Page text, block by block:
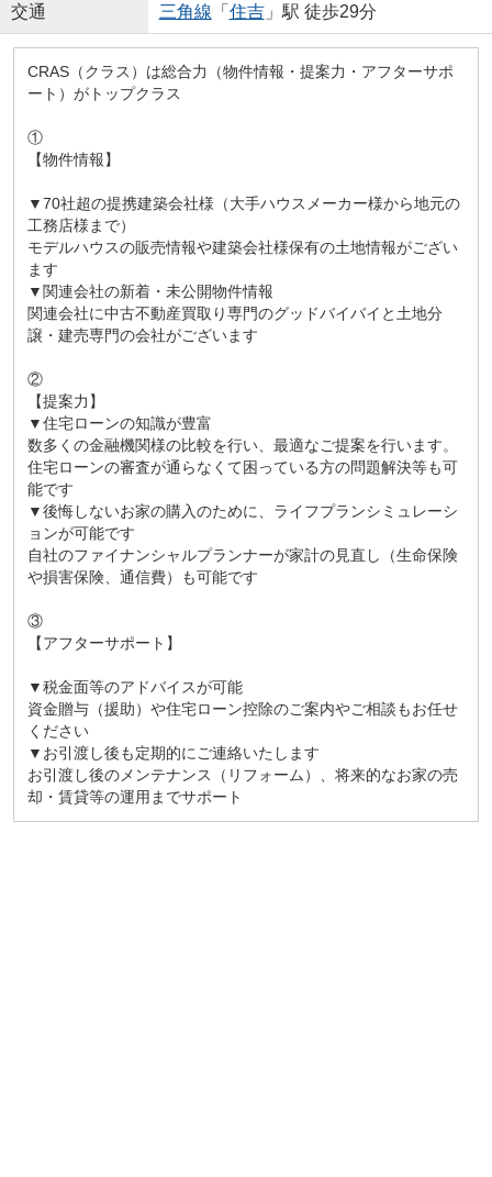
交通 三角線 「 住吉」駅 徒歩29分
CRAS（クラス）は総合力（物件情報・提案力・アフターサポ
ート）がトップクラス
①
【物件情報】
▼70社超の提携建築会社様（大手ハウスメーカー様から地元の
工務店様まで）
モデルハウスの販売情報や建築会社様保有の土地情報がござい
ます
▼関連会社の新着・未公開物件情報
関連会社に中古不動産買取り専門のグッドバイバイと土地分
譲・建売専門の会社がございます
②
【提案力】
▼住宅ローンの知識が豊富
数多くの金融機関様の比較を行い、最適なご提案を行います。
住宅ローンの審査が通らなくて困っている方の問題解決等も可
能です
▼後悔しないお家の購入のために、ライフプランシミュレーシ
ョンが可能です
自社のファイナンシャルプランナーが家計の見直し（生命保険
や損害保険、通信費）も可能です
③
【アフターサポート】
▼税金面等のアドバイスが可能
資金贈与（援助）や住宅ローン控除のご案内やご相談もお任せ
ください
▼お引渡し後も定期的にご連絡いたします
お引渡し後のメンテナンス（リフォーム）、将来的なお家の売
却・賃貸等の運用までサポート